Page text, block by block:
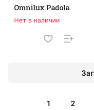
Omnilux Padola
Нет в наличии
1 2